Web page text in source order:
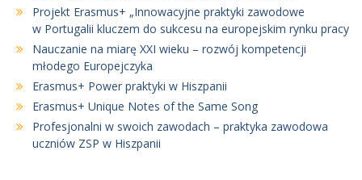
Projekt Erasmus+ „Innowacyjne praktyki zawodowe
w Portugalii kluczem do sukcesu na europejskim rynku pracy
Nauczanie na miarę XXI wieku – rozwój kompetencji
młodego Europejczyka
Erasmus+ Power praktyki w Hiszpanii
Erasmus+ Unique Notes of the Same Song
Profesjonalni w swoich zawodach – praktyka zawodowa
uczniów ZSP w Hiszpanii